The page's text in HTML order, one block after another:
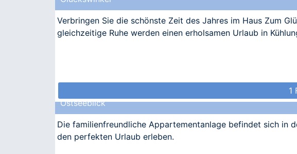
Verbringen Sie die schönste Zeit des Jahres im Haus Zum
gleichzeitige Ruhe werden einen erholsamen Urlaub in
1
Ostseeblick
Die familienfreundliche Appartementanlage befindet sich in
den perfekten Urlaub erleben.